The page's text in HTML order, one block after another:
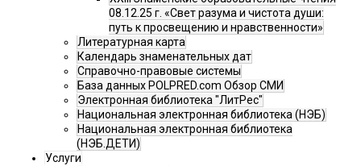
08.12.25 г. «Свет разума и чистота души:
путь к просвещению и нравственности»
Литературная карта
Календарь знаменательных дат
Справочно-правовые системы
База данных POLPRED.com Обзор СМИ
Электронная библиотека "ЛитРес"
Национальная электронная библиотека (НЭБ)
Национальная электронная библиотека
(НЭБ.ДЕТИ)
Услуги